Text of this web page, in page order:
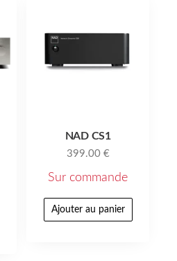
NAD CS1
399.00 €
Sur commande
Ajouter au panier